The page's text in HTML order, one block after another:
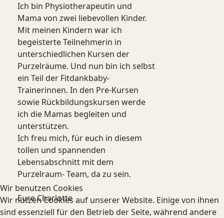
Ich bin Physiotherapeutin und
Mama von zwei liebevollen Kinder.
Mit meinen Kindern war ich
begeisterte Teilnehmerin in
unterschiedlichen Kursen der
Purzelräume. Und nun bin ich selbst
ein Teil der Fitdankbaby-
Trainerinnen. In den Pre-Kursen
sowie Rückbildungskursen werde
ich die Mamas begleiten und
unterstützen.
Ich freu mich, für euch in diesem
tollen und spannenden
Lebensabschnitt mit dem
Purzelraum- Team, da zu sein.
Eure Charlotte
Wir benutzen Cookies
Wir nutzen Cookies auf unserer Website. Einige von ihnen
sind essenziell für den Betrieb der Seite, während andere